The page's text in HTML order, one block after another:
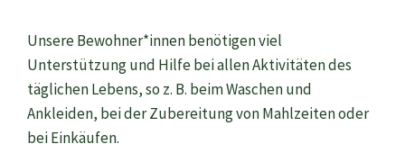
Unsere Bewohner*innenbenötigen viel
Unterstützung und Hilfe bei allen Aktivitäten des
täglichen Lebens, so z. B. beim Waschen und
Ankleiden, bei der Zubereitung von Mahlzeiten oder
bei Einkäufen.